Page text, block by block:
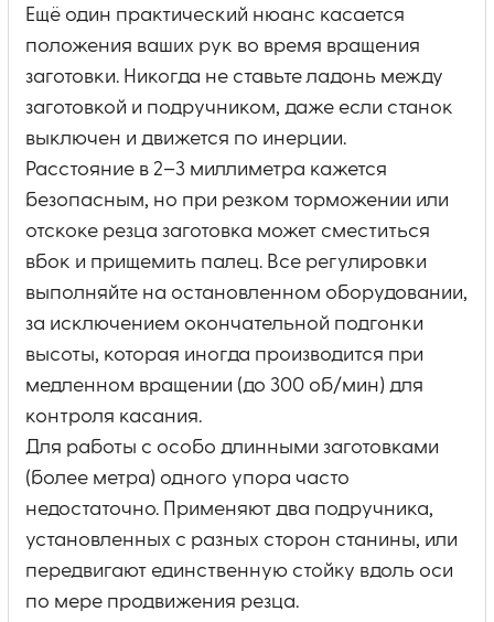
Ещё один практический нюанс касается
положения ваших рук во время вращения
заготовки. Никогда не ставьте ладонь между
заготовкой и подручником, даже если станок
выключен и движется по инерции.
Расстояние в 2–3 миллиметра кажется
безопасным, но при резком торможении или
отскоке резца заготовка может сместиться
вбок и прищемить палец. Все регулировки
выполняйте на остановленном оборудовании,
за исключением окончательной подгонки
высоты, которая иногда производится при
медленном вращении (до 300 об/мин) для
контроля касания.
Для работы с особо длинными заготовками
(более метра) одного упора часто
недостаточно. Применяют два подручника,
установленных с разных сторон станины, или
передвигают единственную стойку вдоль оси
по мере продвижения резца.